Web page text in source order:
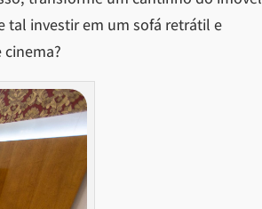
tal investir em um sofá retrátil e